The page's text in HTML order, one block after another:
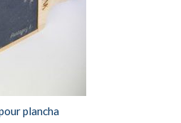
plancha